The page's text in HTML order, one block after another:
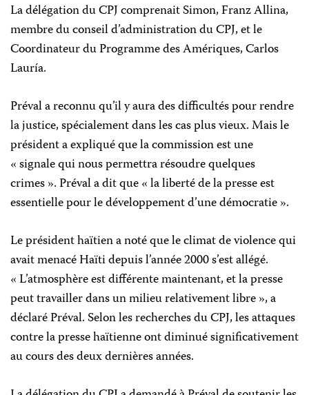
La délégation du CPJ comprenait Simon, Franz Allina,
membre du conseil d’administration du CPJ, et le
Coordinateur du Programme des Amériques, Carlos
Lauría.
Préval a reconnu qu’il y aura des difficultés pour rendre
la justice, spécialement dans les cas plus vieux. Mais le
président a expliqué que la commission est une
« signale qui nous permettra résoudre quelques
crimes ». Préval a dit que « la liberté de la presse est
essentielle pour le développement d’une démocratie ».
Le président haïtien a noté que le climat de violence qui
avait menacé Haïti depuis l’année 2000 s’est allégé.
« L’atmosphère est différente maintenant, et la presse
peut travailler dans un milieu relativement libre », a
déclaré Préval. Selon les recherches du CPJ, les attaques
contre la presse haïtienne ont diminué significativement
au cours des deux dernières années.